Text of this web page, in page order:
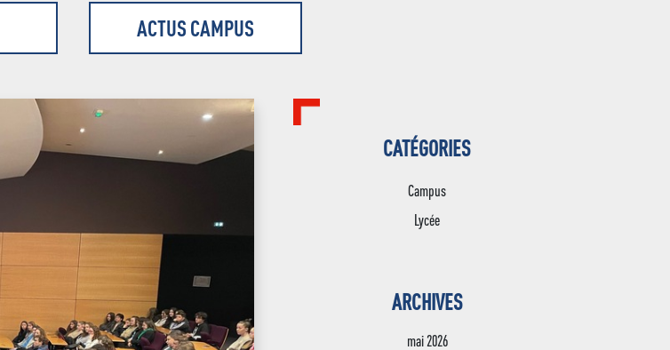
ACTUS CAMPUS
CATÉGORIES
Campus
Lycée
ARCHIVES
mai 2026